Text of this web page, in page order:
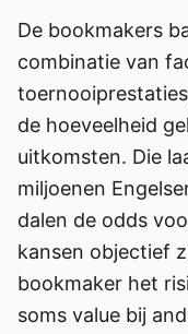
De bookmakers
combinatie van
de hoeveelheid
uitkomsten. Die
miljoenen
dalen de odds
kansen objectief
bookmaker het
soms value bij